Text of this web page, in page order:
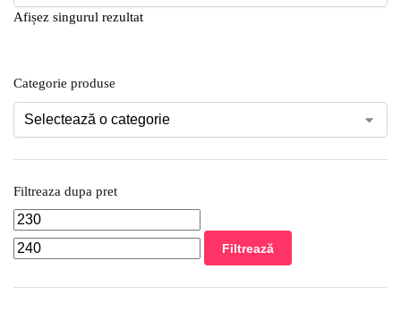
Afișez singurul rezultat
Categorie produse
Filtreaza dupa pret
Filtrează